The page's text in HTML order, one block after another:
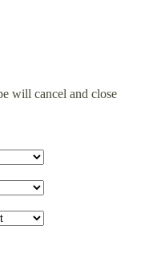
will cancel and close